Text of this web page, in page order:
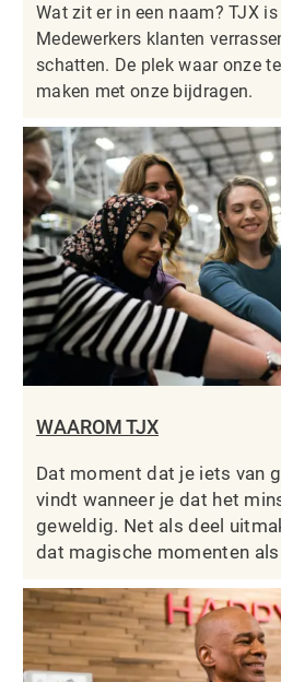
Wat zit er in een naam? TJX
Medewerkers klanten
schatten. De plek waar onze
maken met onze bijdragen.
WAAROM TJX
Dat moment dat je iets van
vindt wanneer je dat het
geweldig. Net als deel
dat magische momenten